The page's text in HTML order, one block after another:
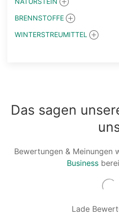
BRENNSTOFFE
WINTERSTREUMITTEL
Das sagen
Bewertungen & Meinungen
Business
Lade